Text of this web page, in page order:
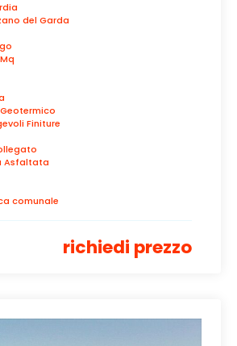
del Garda
Geotermico
Finiture
Asfaltata
comunale
richiedi prezzo